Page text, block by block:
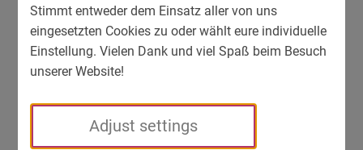
Stimmt entweder dem Einsatz aller von uns
eingesetzten Cookies zu oder wählt eure individuelle
Einstellung. Vielen Dank und viel Spaß beim Besuch
unserer Website!
Adjust settings